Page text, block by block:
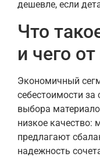
дешевле, если
Что
и чего
Экономичный
себестоимости за
выбора
низкое качество:
предлагают
надежность